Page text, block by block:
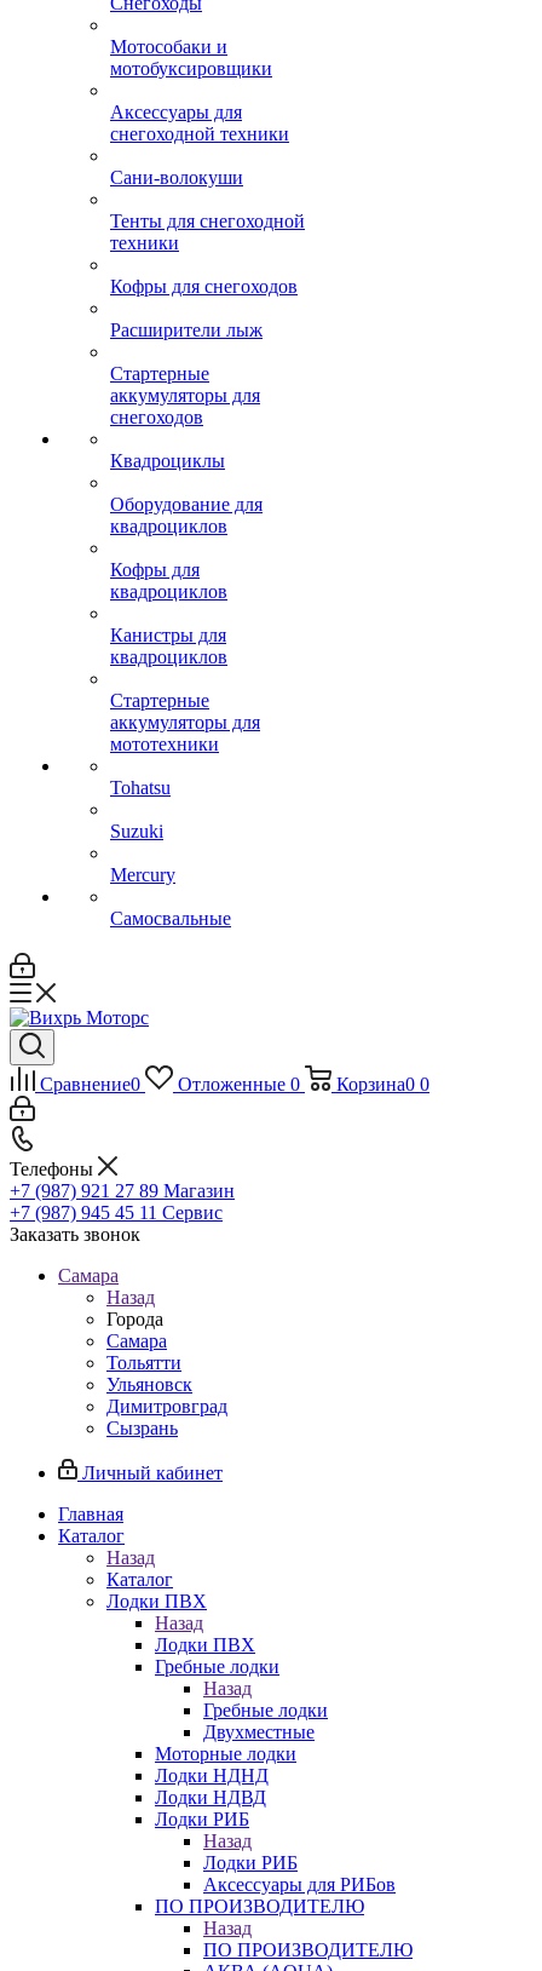
Мотособаки и
мотобуксировщики
Аксессуары для
снегоходной техники
Сани-волокуши
Тенты для снегоходной
техники
Кофры для снегоходов
Расширители лыж
Стартерные
аккумуляторы для
снегоходов
Квадроциклы
Оборудование для
квадроциклов
Кофры для
квадроциклов
Канистры для
квадроциклов
Стартерные
аккумуляторы для
мототехники
Tohatsu
Suzuki
Mercury
Самосвальные
Сравнение0 Отложенные 0 Корзина0 0
Телефоны
+7 (987) 921 27 89 Магазин
+7 (987) 945 45 11 Сервис
Заказать звонок
Самара
Назад
Города
Самара
Тольятти
Ульяновск
Димитровград
Сызрань
Личный кабинет
Главная
Каталог
Назад
Каталог
Лодки ПВХ
Назад
Лодки ПВХ
Гребные лодки
Назад
Гребные лодки
Двухместные
Моторные лодки
Лодки НДНД
Лодки НДВД
Лодки РИБ
Назад
Лодки РИБ
Аксессуары для РИБов
ПО ПРОИЗВОДИТЕЛЮ
Назад
ПО ПРОИЗВОДИТЕЛЮ